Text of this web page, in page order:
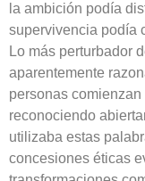
la ambición podía
supervivencia podía
Lo más perturbador
aparentemente
personas
reconociendo
utilizaba estas
concesiones éticas